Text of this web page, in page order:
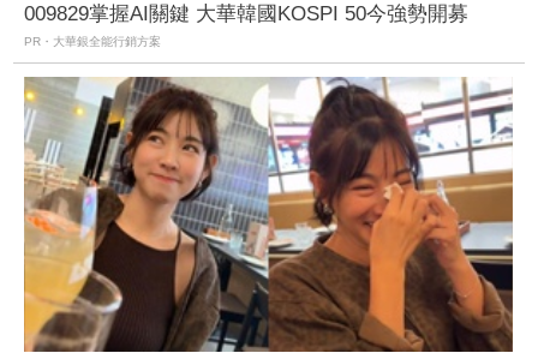
009829掌握AI關鍵 大華韓國KOSPI 50今強勢開募
PR・大華銀全能行銷方案